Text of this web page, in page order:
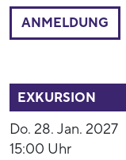
ANMELDUNG
EXKURSION
Do. 28. Jan. 2027
15:00 Uhr